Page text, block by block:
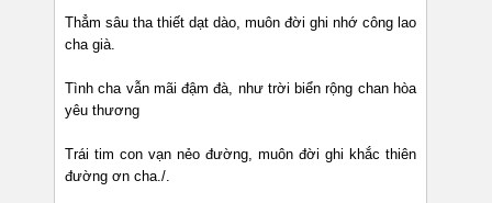
Thẳm sâu tha thiết dạt dào, muôn đời ghi nhớ công lao
cha già.
Tình cha vẫn mãi đậm đà, như trời biển rộng chan hòa
yêu thương
Trái tim con vạn nẻo đường, muôn đời ghi khắc thiên
đường ơn cha./.